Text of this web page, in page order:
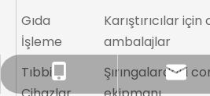
Gıda
İşleme
Karıştırıcılar
ambalajlar
Tıbbi
Şırıngalardaki
+86-186-5843-
+86-574-6341-